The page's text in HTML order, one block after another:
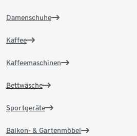
Damenschuhe
Kaffee
Kaffeemaschinen
Bettwäsche
Sportgeräte
Balkon- & Gartenmöbel